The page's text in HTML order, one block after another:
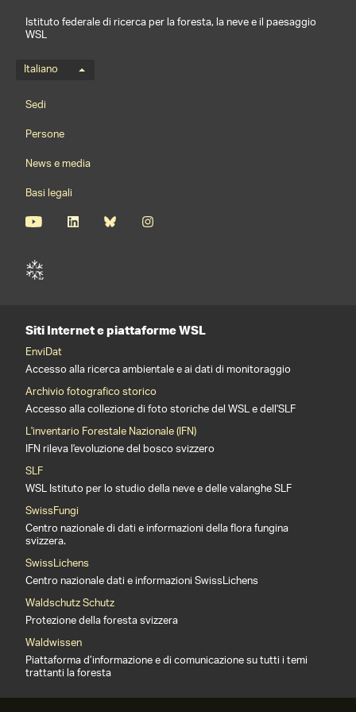
Istituto federale di ricerca per la foresta, la neve e il paesaggio
WSL
Menu della lingua
Italiano
Footernavigation
Sedi
Persone
News e media
Basi legali
Siti Internet e piattaforme WSL
EnviDat
Accesso alla ricerca ambientale e ai dati di monitoraggio
Archivio fotografico storico
Accesso alla collezione di foto storiche del WSL e dell'SLF
L'inventario Forestale Nazionale (IFN)
IFN rileva l'evoluzione del bosco svizzero
SLF
WSL Istituto per lo studio della neve e delle valanghe SLF
SwissFungi
Centro nazionale di dati e informazioni della flora fungina
svizzera.
SwissLichens
Centro nazionale dati e informazioni SwissLichens
Waldschutz Schutz
Protezione della foresta svizzera
Waldwissen
Piattaforma d’informazione e di comunicazione su tutti i temi
trattanti la foresta